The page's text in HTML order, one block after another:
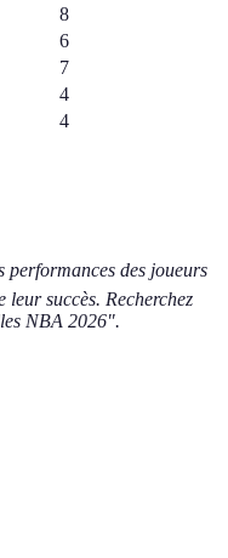
8
6
7
4
4
performances des joueurs
leur succès. Recherchez
NBA 2026".